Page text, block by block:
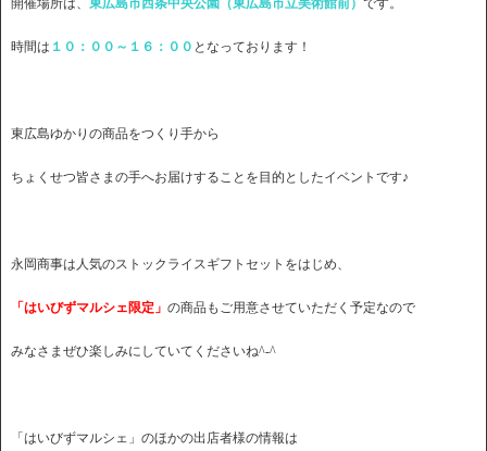
開催場所は、 東広島市西条中央公園（東広島市立美術館前） です。
時間は １０：００～１６：００ となっております！
東広島ゆかりの商品をつくり手から
ちょくせつ皆さまの手へお届けすることを目的としたイベントです♪
永岡商事は人気のストックライスギフトセットをはじめ、
「はいびずマルシェ限定」 の商品もご用意させていただく予定なので
みなさまぜひ楽しみにしていてくださいね^-^
「はいびずマルシェ」のほかの出店者様の情報は